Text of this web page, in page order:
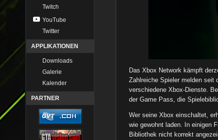
Twitch
YouTube
Twitter
APPLIKATIONEN
Downloads
Galerie
Kalender
PARTNER
Das Xbox Network kämpft
Zahlreiche Spieler melden seit
verschiedene Xbox-Dienste.
der Game Pass, die
Wer seine Xbox einschaltet,
wie gewohnt laden. In einigen
Bibliothek nicht korrekt